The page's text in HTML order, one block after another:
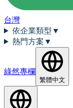
台灣
依企業類型 ▼
熱門方案 ▼
綠然專欄
繁體中文